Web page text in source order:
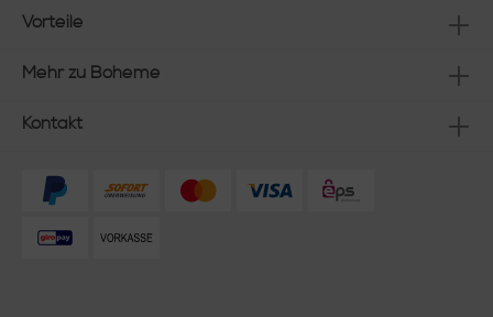
Vorteile
Mehr zu Boheme
Kontakt